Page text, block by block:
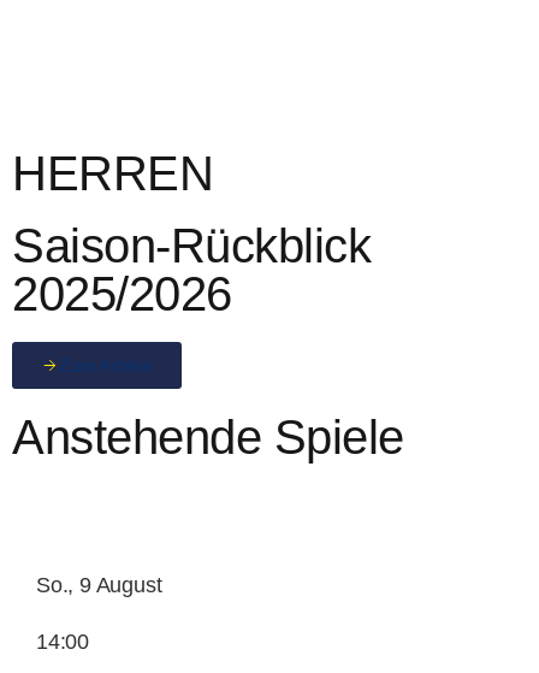
HERREN
Saison-Rückblick
2025/2026
Zum Artikel
Anstehende Spiele
So., 9 August
14:00